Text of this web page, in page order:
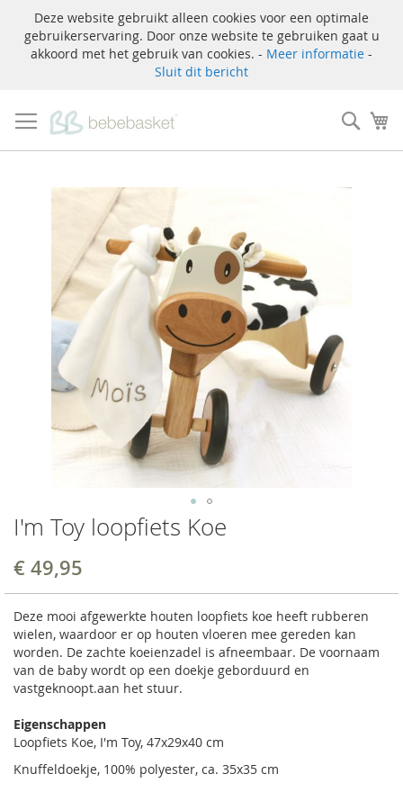
Deze website gebruikt alleen cookies voor een optimale
gebruikerservaring. Door onze website te gebruiken gaat u
akkoord met het gebruik van cookies. - Meer informatie -
Sluit dit bericht
naar
de
inhoud
Zoek
I'm Toy loopfiets Koe
€ 49,95
Deze mooi afgewerkte houten loopfiets koe heeft rubberen
wielen, waardoor er op houten vloeren mee gereden kan
worden. De zachte koeienzadel is afneembaar. De voornaam
van de baby wordt op een doekje geborduurd en
vastgeknoopt.aan het stuur.
Eigenschappen
Loopfiets Koe, I'm Toy, 47x29x40 cm
Knuffeldoekje, 100% polyester, ca. 35x35 cm